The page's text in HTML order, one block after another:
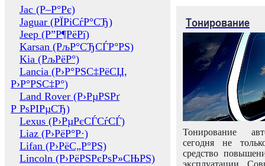
Jac (Р–Р°Рє)
Jaguar (РЇРіСѓР°СЂ)
Jeep (Р”Р¶РёРї)
Karsan (РљР°СЂСЃР°РЅ)
Kia (РљРёР°)
Lancia (Р›Р°РЅС‡РёСЏ,
Р›Р°РЅС‡Р°)
Land Rover (Р›РµРЅРґ
Р РѕРІРµСЂ)
Lexus (Р›РµРєСЃСѓСЃ)
Liaz (Р›РёР°Р·)
Lifan (Р›РёС„Р°РЅ)
Lincoln (Р›РёРЅРєРѕР»СЊРЅ)
Тонирование
Тонирование
сегодня не
средство
эксплуатации.